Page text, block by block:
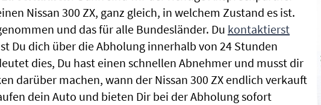
Nissan 300 ZX, ganz gleich, in welchem Zustand es ist.
und das für alle Bundesländer. Du kontaktierst
Du dich über die Abholung innerhalb von 24 Stunden
dies, Du hast einen schnellen Abnehmer und musst dir
darüber machen, wann der Nissan 300 ZX endlich verkauft
dein Auto und bieten Dir bei der Abholung sofort